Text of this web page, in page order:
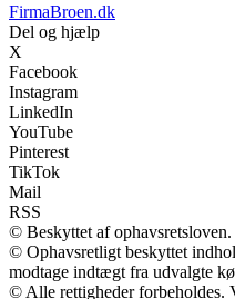
FirmaBroen.dk
Del og hjælp
X
Facebook
Instagram
LinkedIn
YouTube
Pinterest
TikTok
Mail
RSS
© Beskyttet af ophavsretsloven.
© Ophavsretligt beskyttet
modtage indtægt fra udvalgte
© Alle rettigheder forbeholdes.